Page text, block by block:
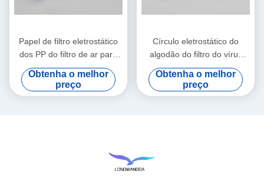
Papel de filtro eletrostático
dos PP do filtro de ar para
HME/HMEF
Obtenha o melhor
preço
Círculo eletrostático do
algodão do filtro do vírus
bacteriano de HME HMEF
Obtenha o melhor
preço